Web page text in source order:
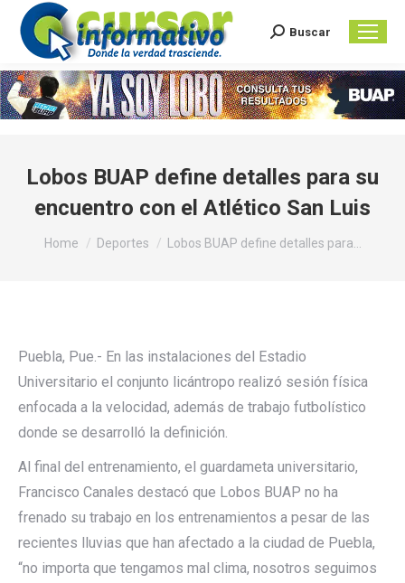
Search:
Buscar
Lobos BUAP define detalles para su
encuentro con el Atlético San Luis
You are here:
Home Deportes Lobos BUAP define detalles para…
Puebla, Pue.- En las instalaciones del Estadio
Universitario el conjunto licántropo realizó sesión física
enfocada a la velocidad, además de trabajo futbolístico
donde se desarrolló la definición.
Al final del entrenamiento, el guardameta universitario,
Francisco Canales destacó que Lobos BUAP no ha
frenado su trabajo en los entrenamientos a pesar de las
recientes lluvias que han afectado a la ciudad de Puebla,
“no importa que tengamos mal clima, nosotros seguimos